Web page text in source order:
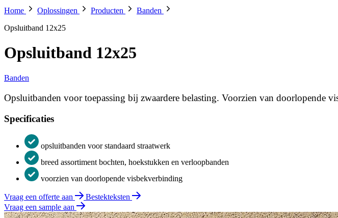
Home Oplossingen Producten
Banden
Opsluitband 12x25
Opsluitband 12x25
Banden
Opsluitbanden voor toepassing bij zwaardere belasting. Voorzien van doorlopende
Specificaties
opsluitbanden voor standaard straatwerk
breed assortiment bochten, hoekstukken en verloopbanden
voorzien van doorlopende visbekverbinding
Vraag een offerte aan
Bestekteksten
Vraag een sample aan